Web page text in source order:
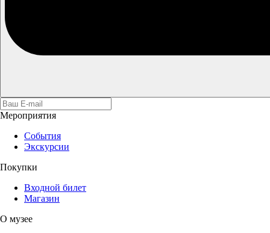
Мероприятия
События
Экскурсии
Покупки
Входной билет
Магазин
О музее